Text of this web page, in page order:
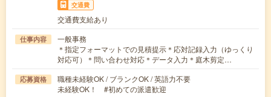
交通費
交通費支給あり
仕事内容
一般事務
＊指定フォーマットでの見積提示＊応対記録入力（ゆっくり
対応可）＊問い合わせ対応＊データ入力＊庭木剪定…
応募資格
職種未経験OK / ブランクOK / 英語力不要
未経験OK！ #初めての派遣歓迎